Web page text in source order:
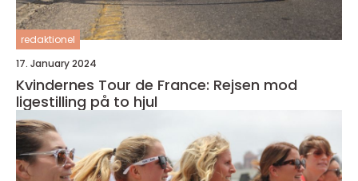
redaktionel
17. January 2024
Kvindernes Tour de France: Rejsen mod
ligestilling på to hjul